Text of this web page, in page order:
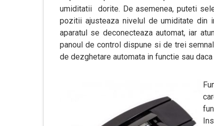
umiditatii dorite. De asemenea, puteti
pozitii ajusteaza nivelul de umiditate din
aparatul se deconecteaza automat, iar
panoul de control dispune si de trei
de dezghetare automata in functie sau